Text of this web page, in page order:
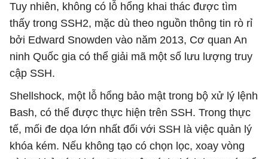
Tuy nhiên, không có lỗ hổng khai thác được tìm
thấy trong SSH2, mặc dù theo nguồn thông tin rò rỉ
bởi Edward Snowden vào năm 2013, Cơ quan An
ninh Quốc gia có thể giải mã một số lưu lượng truy
cập SSH.
Shellshock, một lỗ hổng bảo mật trong bộ xử lý lệnh
Bash, có thể được thực hiện trên SSH. Trong thực
tế, mối đe dọa lớn nhất đối với SSH là việc quản lý
khóa kém. Nếu không tạo có chọn lọc, xoay vòng